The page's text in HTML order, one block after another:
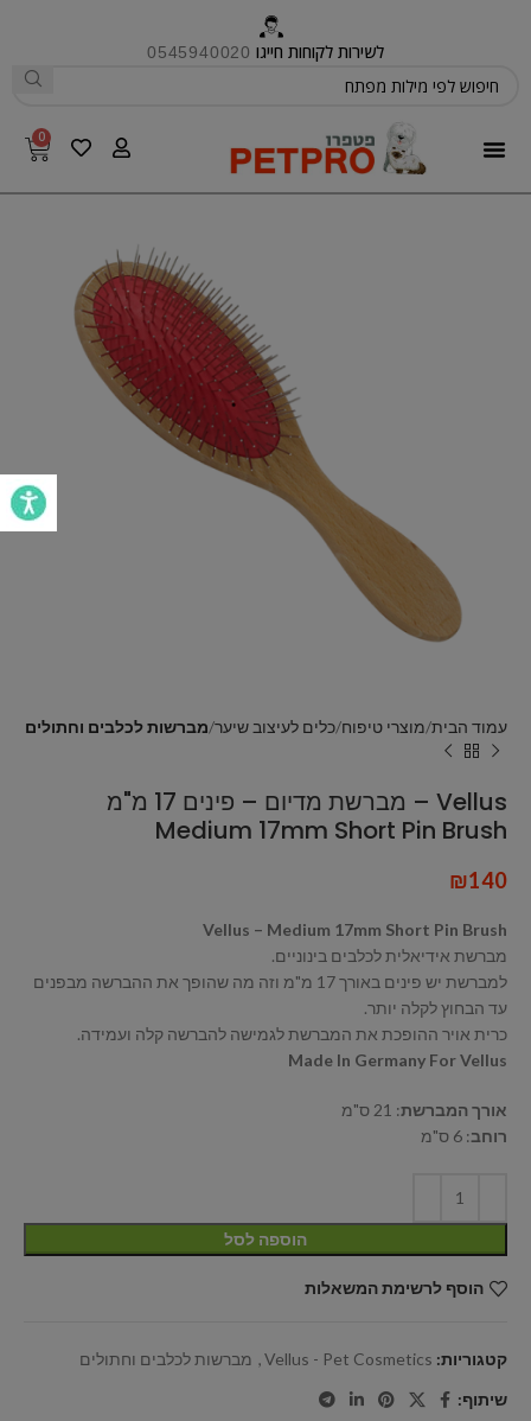
לשירות לקוחות חייגו 0545940020
0
עמוד הבית מוצרי טיפוח כלים לעיצוב שיער מברשות לכלבים וחתולים
Vellus – מברשת מדיום – פינים 17 מ"מ
Medium 17mm Short Pin Brush
₪140
Vellus – Medium 17mm Short Pin Brush
מברשת אידיאלית לכלבים בינוניים.
למברשת יש פינים באורך 17 מ"מ וזה מה שהופך את ההברשה מבפנים
עד הבחוץ לקלה יותר.
כרית אויר ההופכת את המברשת לגמישה להברשה קלה ועמידה.
Made In Germany For Vellus
אורך המברשת: 21 ס"מ
רוחב: 6 ס"מ
הוספה לסל
הוסף לרשימת המשאלות
קטגוריות: Vellus - Pet Cosmetics
, מברשות לכלבים וחתולים
שיתוף: